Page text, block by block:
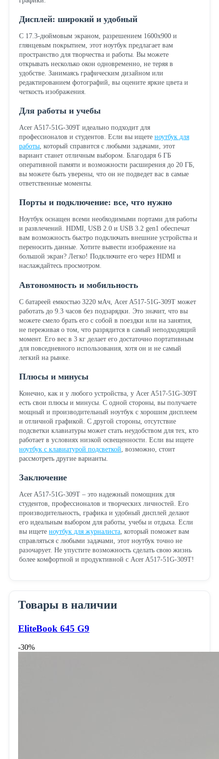
Дисплей: широкий и удобный
С 17.3-дюймовым экраном, разрешением 1600x900 и
глянцевым покрытием, этот ноутбук предлагает вам
пространство для творчества и работы. Вы можете
открывать несколько окон одновременно, не теряя в
удобстве. Занимаясь графическим дизайном или
редактированием фотографий, вы оцените яркие цвета и
четкость изображения.
Для работы и учебы
Acer A517-51G-309T идеально подходит для
профессионалов и студентов. Если вы ищете ноутбук для
работы, который справится с любыми задачами, этот
вариант станет отличным выбором. Благодаря 6 ГБ
оперативной памяти и возможности расширения до 20 ГБ,
вы можете быть уверены, что он не подведет вас в самые
ответственные моменты.
Порты и подключение: все, что нужно
Ноутбук оснащен всеми необходимыми портами для работы
и развлечений. HDMI, USB 2.0 и USB 3.2 gen1 обеспечат
вам возможность быстро подключать внешние устройства и
переносить данные. Хотите вывести изображение на
большой экран? Легко! Подключите его через HDMI и
наслаждайтесь просмотром.
Автономность и мобильность
С батареей емкостью 3220 мАч, Acer A517-51G-309T может
работать до 9.3 часов без подзарядки. Это значит, что вы
можете смело брать его с собой в поездки или на занятия,
не переживая о том, что разрядится в самый неподходящий
момент. Его вес в 3 кг делает его достаточно портативным
для повседневного использования, хотя он и не самый
легкий на рынке.
Плюсы и минусы
Конечно, как и у любого устройства, у Acer A517-51G-309T
есть свои плюсы и минусы. С одной стороны, вы получаете
мощный и производительный ноутбук с хорошим дисплеем
и отличной графикой. С другой стороны, отсутствие
подсветки клавиатуры может стать неудобством для тех, кто
работает в условиях низкой освещенности. Если вы ищете
ноутбук с клавиатурой подсветкой , возможно, стоит
рассмотреть другие варианты.
Заключение
Acer A517-51G-309T – это надежный помощник для
студентов, профессионалов и творческих личностей. Его
производительность, графика и удобный дисплей делают
его идеальным выбором для работы, учебы и отдыха. Если
вы ищете ноутбук для журналиста, который поможет вам
справляться с любыми задачами, этот ноутбук точно не
разочарует. Не упустите возможность сделать свою жизнь
более комфортной и продуктивной с Acer A517-51G-309T!
Товары в наличии
EliteBook 645 G9
-30%